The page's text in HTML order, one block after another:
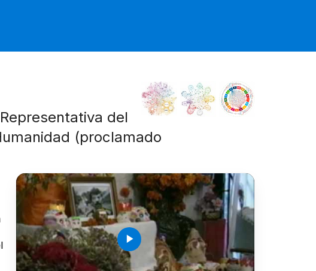
del
(proclamado
play_arrow